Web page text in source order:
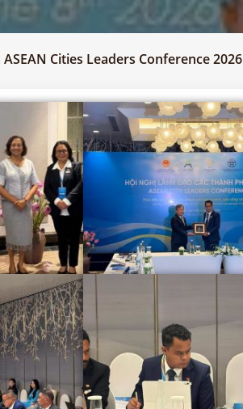
Cities Leaders Conference 2026